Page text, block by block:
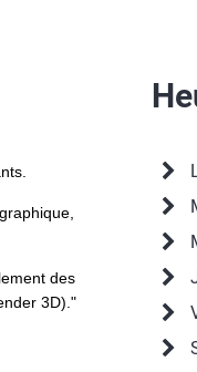
des
3D)."